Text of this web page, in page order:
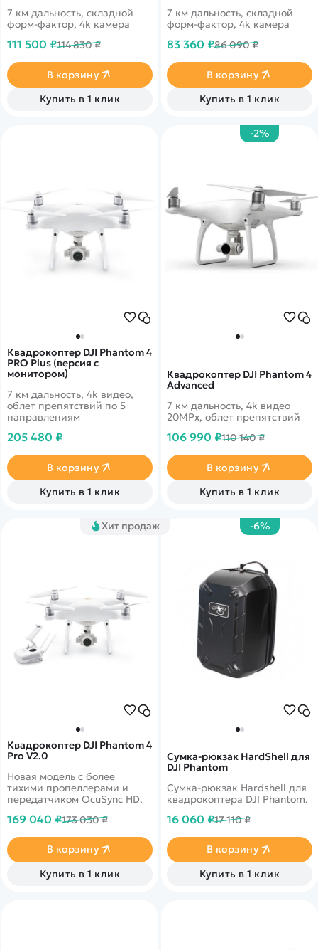
7 км дальность, складной
форм-фактор, 4k камера
111 500 ₽114 830 ₽
В корзину
Купить в 1 клик
7 км дальность, складной
форм-фактор, 4k камера
83 360 ₽86 090 ₽
В корзину
Купить в 1 клик
Квадрокоптер DJI Phantom 4
PRO Plus (версия с
монитором)
7 км дальность, 4k видео,
облет препятствий по 5
направлениям
205 480 ₽
В корзину
Купить в 1 клик
-2%
Квадрокоптер DJI Phantom 4
Advanced
7 км дальность, 4k видео
20MPx, облет препятствий
106 990 ₽110 140 ₽
В корзину
Купить в 1 клик
Хит продаж
Квадрокоптер DJI Phantom 4
Pro V2.0
Новая модель с более
тихими пропеллерами и
передатчиком OcuSync HD.
169 040 ₽173 030 ₽
В корзину
Купить в 1 клик
-6%
Сумка-рюкзак HardShell для
DJI Phantom
Сумка-рюкзак Hardshell для
квадрокоптера DJI Phantom.
16 060 ₽17 110 ₽
В корзину
Купить в 1 клик